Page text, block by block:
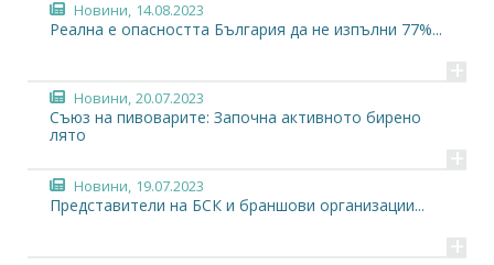
Новини, 14.08.2023
Реална е опасността България да не изпълни 77%...
+
Новини, 20.07.2023
Съюз на пивоварите: Започна активното бирено
лято
+
Новини, 19.07.2023
Представители на БСК и браншови организации...
+